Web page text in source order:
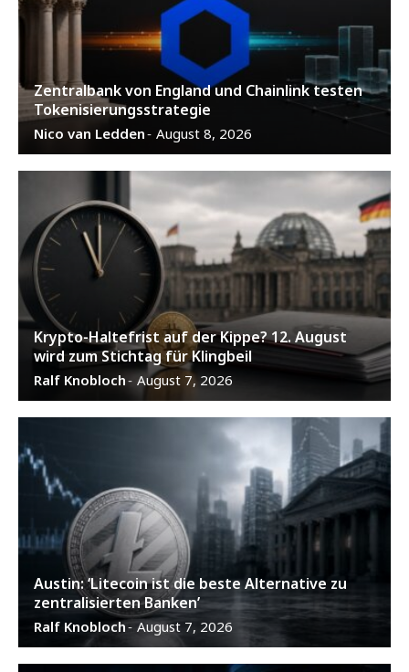
Zentralbank von England und Chainlink testen
Tokenisierungsstrategie
Nico van Ledden- August 8, 2026
Krypto-Haltefrist auf der Kippe? 12. August
wird zum Stichtag für Klingbeil
Ralf Knobloch- August 7, 2026
Austin: ‘Litecoin ist die beste Alternative zu
zentralisierten Banken’
Ralf Knobloch- August 7, 2026